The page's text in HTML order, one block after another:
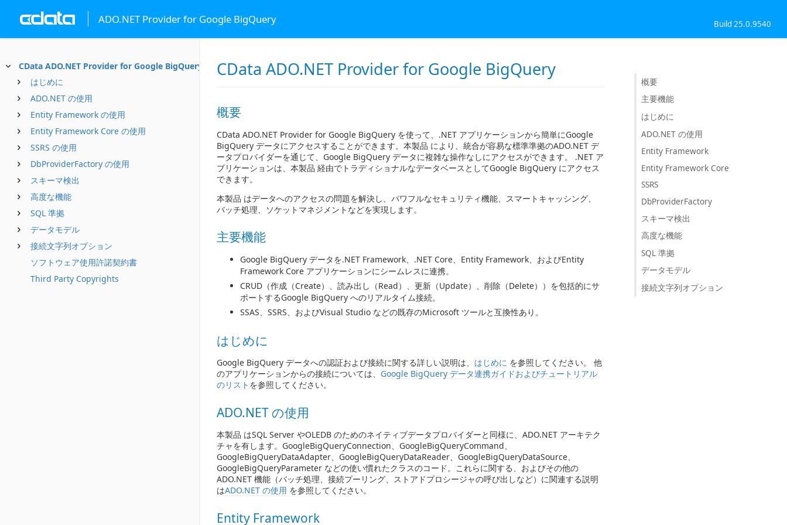
ADO.NET Provider for Google BigQuery Build 25.0.9540
CData ADO.NET Provider for Google BigQuery
はじめに
ADO.NET の使用
Entity Framework の使用
Entity Framework Core の使用
SSRS の使用
DbProviderFactory の使用
スキーマ検出
高度な機能
SQL 準拠
データモデル
接続文字列オプション
ソフトウェア使用許諾契約書
Third Party Copyrights
CData ADO.NET Provider for Google BigQuery
概要
CData ADO.NET Provider for Google BigQuery を使って、.NET アプリケーションから簡単にGoogle
BigQuery データにアクセスすることができます。本製品 により、統合が容易な標準準拠のADO.NET デ
ータプロバイダーを通じて、Google BigQuery データに複雑な操作なしにアクセスができます。 .NET ア
プリケーションは、本製品 経由でトラディショナルなデータベースとしてGoogle BigQuery にアクセス
できます。
本製品 はデータへのアクセスの問題を解決し、パワフルなセキュリティ機能、スマートキャッシング、
バッチ処理、ソケットマネジメントなどを実現します。
主要機能
Google BigQuery データを.NET Framework、.NET Core、Entity Framework、およびEntity
Framework Core アプリケーションにシームレスに連携。
CRUD（作成（Create）、読み出し（Read）、更新（Update）、削除（Delete））を包括的にサ
ポートするGoogle BigQuery へのリアルタイム接続。
SSAS、SSRS、およびVisual Studio などの既存のMicrosoft ツールと互換性あり。
はじめに
Google BigQuery データへの認証および接続に関する詳しい説明は、 はじめに を参照してください。 他
のアプリケーションからの接続については、 Google BigQuery データ連携ガイドおよびチュートリアル
のリスト を参照してください。
ADO.NET の使用
本製品 はSQL Server やOLEDB のためのネイティブデータプロバイダーと同様に、ADO.NET アーキテク
チャを有します。GoogleBigQueryConnection、GoogleBigQueryCommand、
GoogleBigQueryDataAdapter、GoogleBigQueryDataReader、GoogleBigQueryDataSource、
GoogleBigQueryParameter などの使い慣れたクラスのコード。これらに関する、およびその他の
ADO.NET 機能（バッチ処理、接続プーリング、ストアドプロシージャの呼び出しなど）に関連する説明
はADO.NET の使用 を参照してください。
Entity Framework
概要
主要機能
はじめに
ADO.NET の使用
Entity Framework
Entity Framework Core
SSRS
DbProviderFactory
スキーマ検出
高度な機能
SQL 準拠
データモデル
接続文字列オプション